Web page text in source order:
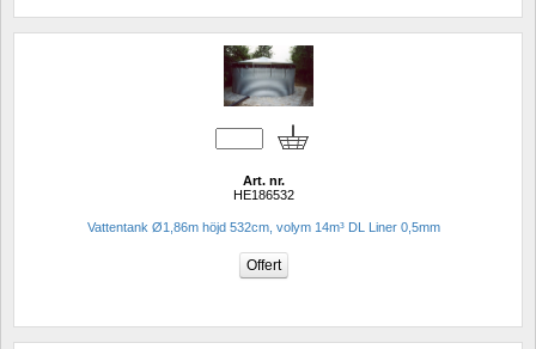
Art. nr.
HE186532
Vattentank Ø1,86m höjd 532cm, volym 14m³ DL Liner 0,5mm